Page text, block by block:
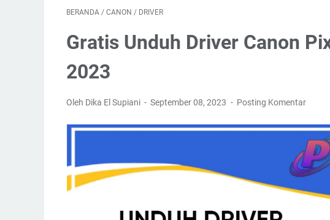
BERANDA / CANON / DRIVER
Gratis Unduh Driver Canon
2023
Oleh Dika El Supiani September 08, 2023 Posting Komentar